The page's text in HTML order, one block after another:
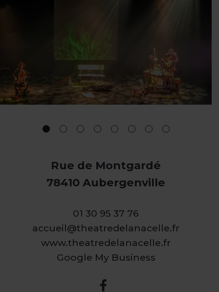
Rue de Montgardé
78410 Aubergenville
01 30 95 37 76
accueil@theatredelanacelle.fr
www.theatredelanacelle.fr
Google My Business